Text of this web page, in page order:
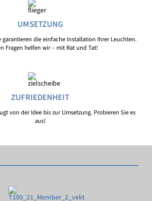
UMSETZUNG
garantieren die einfache Installation Ihrer Leuchten.
Fragen helfen wir – mit Rat und Tat!
ZUFRIEDENHEIT
von der Idee bis zur Umsetzung. Probieren Sie es
aus!